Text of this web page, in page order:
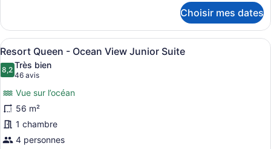
View
Junior
Suite
Resort
King
-
Ocean
View
Junior
Suite
Choisir mes dates
Afficher
toutes
les
photos
pour
ce
type
de
Une chambre d’hôtel moderne
5
Resort Queen - Ocean View Junior Suite
8,28,2 sur 10
Très bien
46 avis
(46 avis)
Vue sur l’océan
56 m²
1 chambre
4 personnes